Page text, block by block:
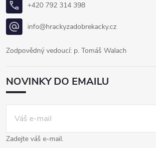
+420 792 314 398
info@hrackyzadobrekacky.cz
Zodpovědný vedoucí: p. Tomáš Walach
NOVINKY DO EMAILU
Zadejte váš e-mail.